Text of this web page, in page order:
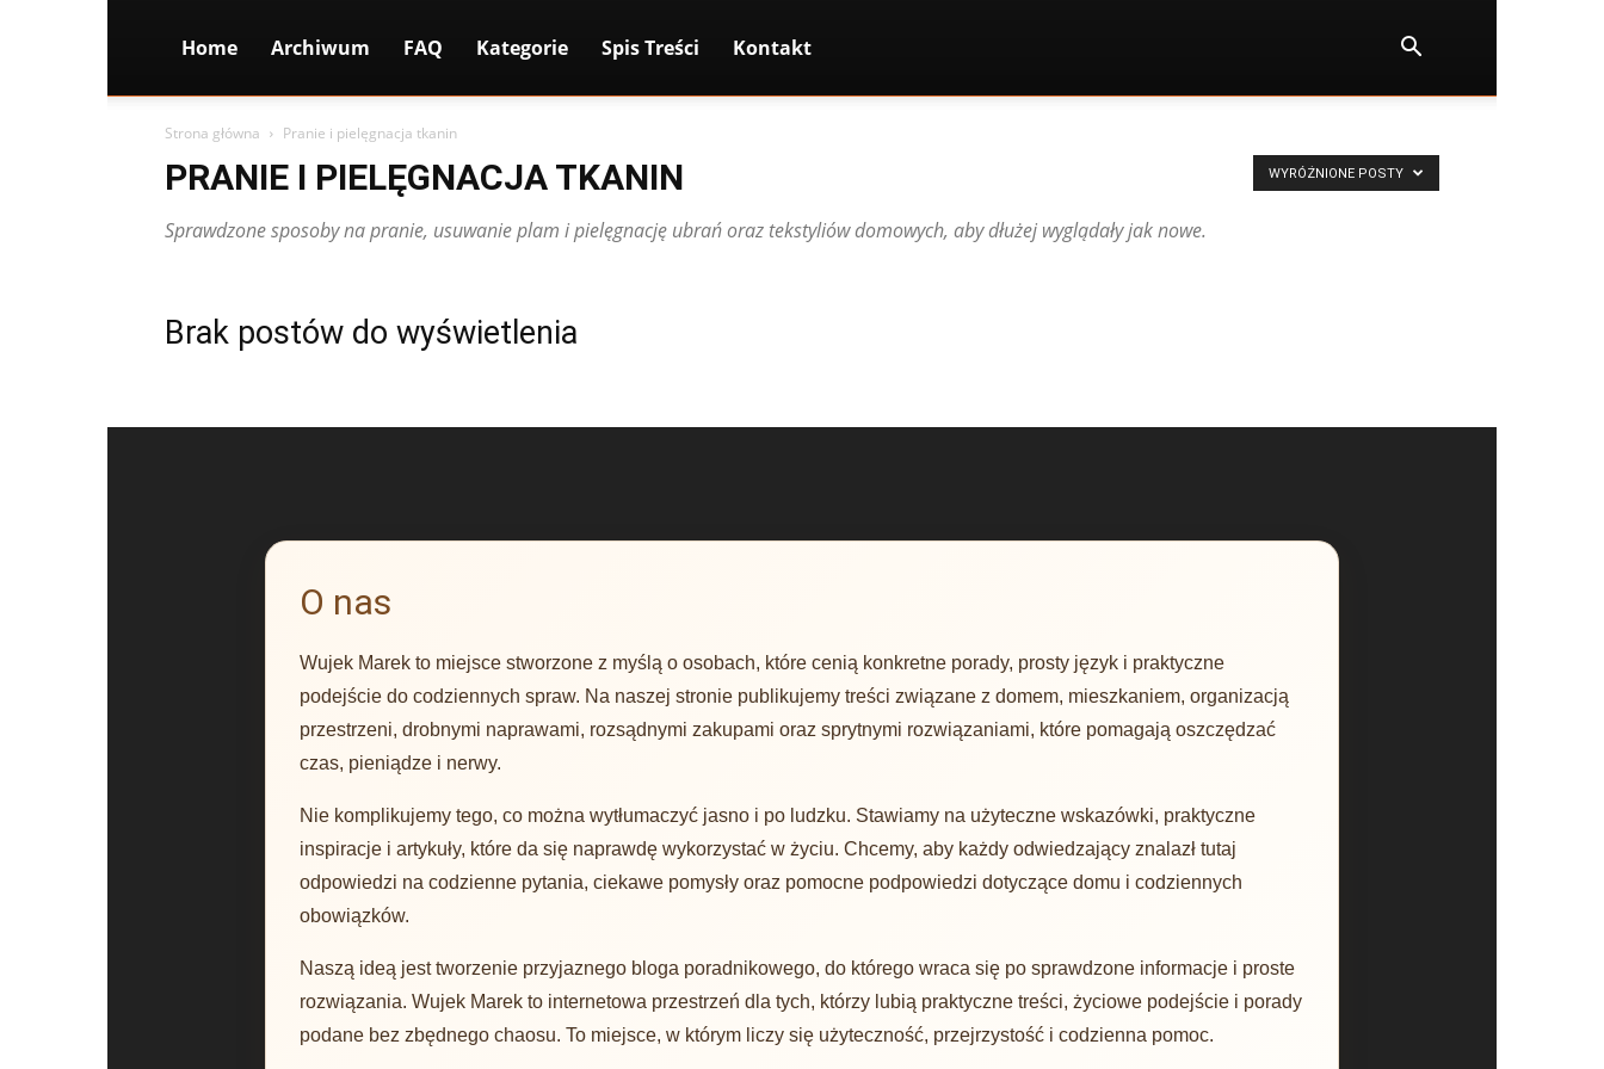
Home Archiwum FAQ Kategorie Spis Treści Kontakt
Strona główna Pranie i pielęgnacja tkanin
PRANIE I PIELĘGNACJA TKANIN
Sprawdzone sposoby na pranie, usuwanie plam i pielęgnację ubrań oraz tekstyliów domowych, aby dłużej wyglądały jak nowe.
WYRÓŻNIONE POSTY
Brak postów do wyświetlenia
O nas
Wujek Marek to miejsce stworzone z myślą o osobach, które cenią konkretne porady, prosty język i praktyczne
podejście do codziennych spraw. Na naszej stronie publikujemy treści związane z domem, mieszkaniem, organizacją
przestrzeni, drobnymi naprawami, rozsądnymi zakupami oraz sprytnymi rozwiązaniami, które pomagają oszczędzać
czas, pieniądze i nerwy.
Nie komplikujemy tego, co można wytłumaczyć jasno i po ludzku. Stawiamy na użyteczne wskazówki, praktyczne
inspiracje i artykuły, które da się naprawdę wykorzystać w życiu. Chcemy, aby każdy odwiedzający znalazł tutaj
odpowiedzi na codzienne pytania, ciekawe pomysły oraz pomocne podpowiedzi dotyczące domu i codziennych
obowiązków.
Naszą ideą jest tworzenie przyjaznego bloga poradnikowego, do którego wraca się po sprawdzone informacje i proste
rozwiązania. Wujek Marek to internetowa przestrzeń dla tych, którzy lubią praktyczne treści, życiowe podejście i porady
podane bez zbędnego chaosu. To miejsce, w którym liczy się użyteczność, przejrzystość i codzienna pomoc.